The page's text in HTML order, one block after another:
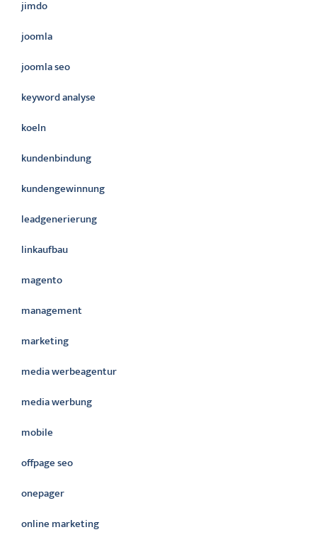
jimdo
joomla
joomla seo
keyword analyse
koeln
kundenbindung
kundengewinnung
leadgenerierung
linkaufbau
magento
management
marketing
media werbeagentur
media werbung
mobile
offpage seo
onepager
online marketing